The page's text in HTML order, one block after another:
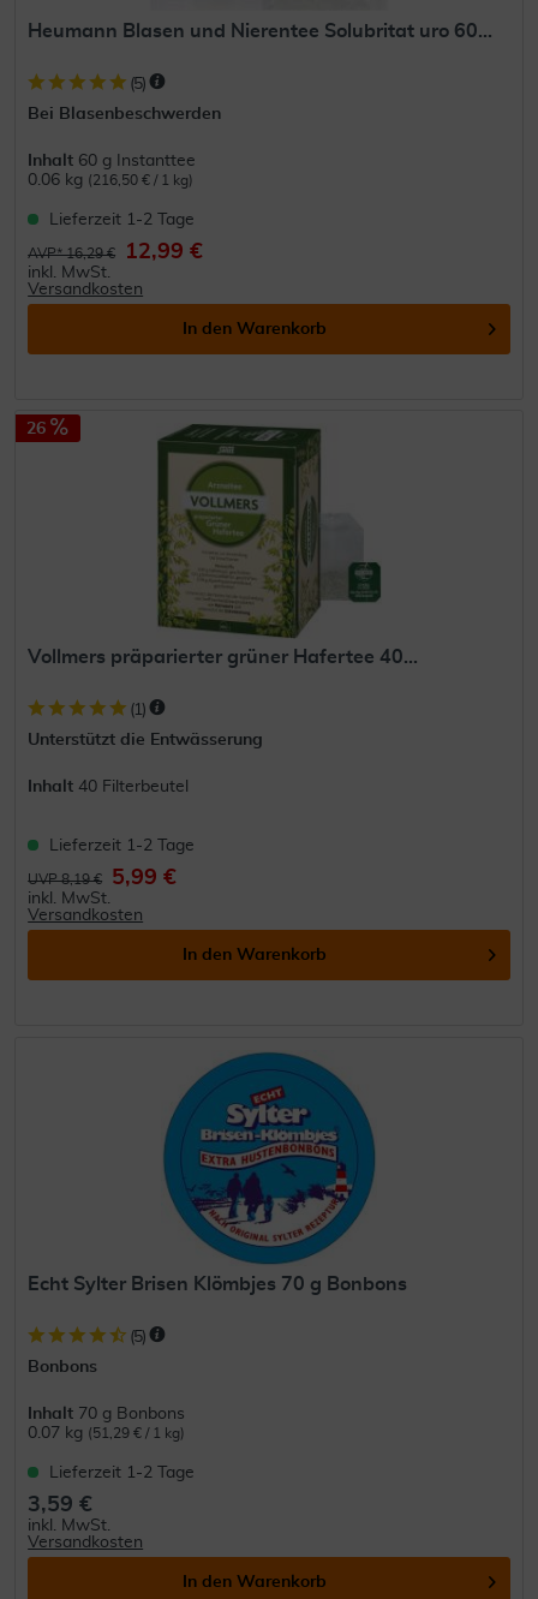
Heumann Blasen und Nierentee Solubritat uro 60...
(5)
Bei Blasenbeschwerden
Inhalt 60 g Instanttee
0.06 kg (216,50 € / 1 kg)
Lieferzeit 1-2 Tage
AVP* 16,29 € 12,99 €
inkl. MwSt.
Versandkosten
In den Warenkorb
26
Vollmers präparierter grüner Hafertee 40...
(1)
Unterstützt die Entwässerung
Inhalt 40 Filterbeutel
Lieferzeit 1-2 Tage
UVP 8,19 € 5,99 €
inkl. MwSt.
Versandkosten
In den Warenkorb
Echt Sylter Brisen Klömbjes 70 g Bonbons
(5)
Bonbons
Inhalt 70 g Bonbons
0.07 kg (51,29 € / 1 kg)
Lieferzeit 1-2 Tage
3,59 €
inkl. MwSt.
Versandkosten
In den Warenkorb